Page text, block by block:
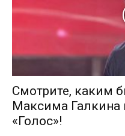
Смотрите, каким
Максима Галкина
«Голос»!